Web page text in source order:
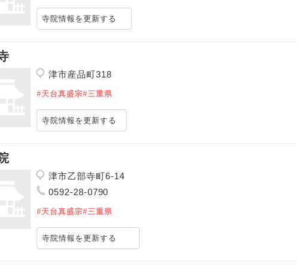
寺院情報を更新する
津市産品町318
#天台真盛宗#三重県
寺院情報を更新する
津市乙部寺町6-14
0592-28-0790
#天台真盛宗#三重県
寺院情報を更新する